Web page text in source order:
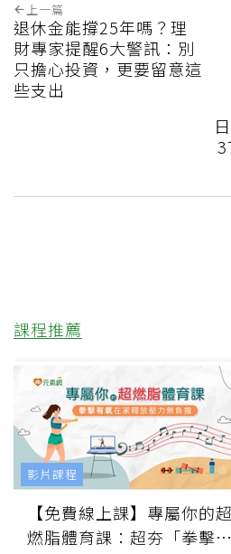
上一篇
退休金能撐25年嗎？理
財專家提醒6大警訊：別
只擔心投資，更要留意這
些支出
課程推薦
【免費線上課】專屬你的超
燃脂體育課：超夯「拳擊有
影片課程